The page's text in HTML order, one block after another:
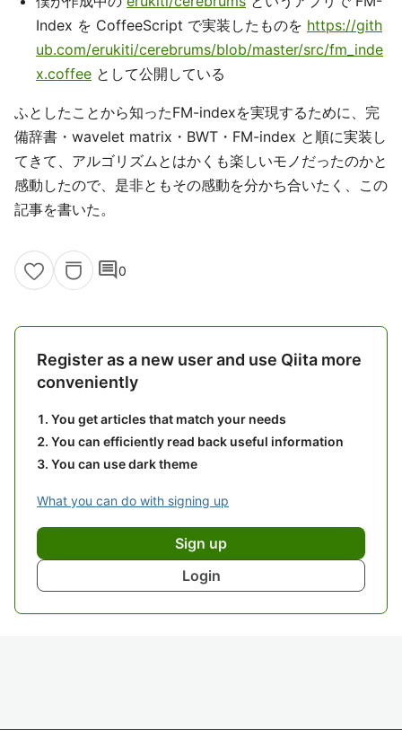
Index を CoffeeScript で実装したものを https://gith
ub.com/erukiti/cerebrums/blob/master/src/fm_inde
x.coffee として公開している
ふとしたことから知ったFM-indexを実現するために、完
備辞書・wavelet matrix・BWT・FM-index と順に実装し
てきて、アルゴリズムとはかくも楽しいモノだったのかと
感動したので、是非ともその感動を分かち合いたく、この
記事を書いた。
comment0
Register as a new user and use Qiita more
conveniently
You get articles that match your needs
You can efficiently read back useful information
You can use dark theme
What you can do with signing up
Sign up
Login